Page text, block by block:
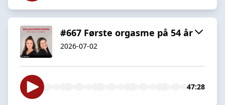
#667 Første orgasme på 54 år
2026-07-02
47:28